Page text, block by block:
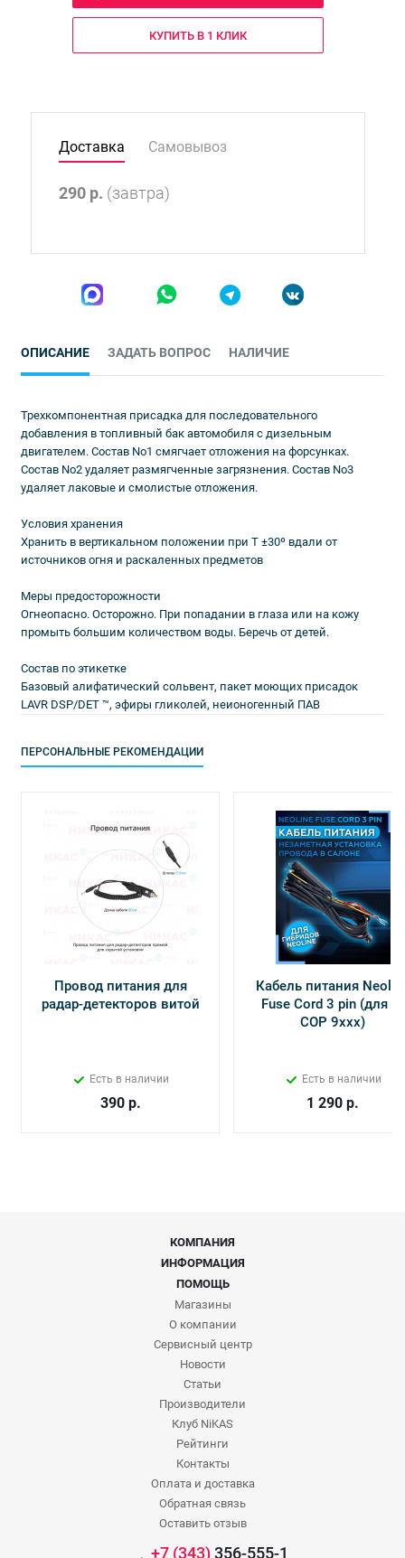
КУПИТЬ В 1 КЛИК
Доставка Самовывоз
290 р. (завтра)
ОПИСАНИЕ ЗАДАТЬ ВОПРОС НАЛИЧИЕ
Трехкомпонентная присадка для последовательного
добавления в топливный бак автомобиля с дизельным
двигателем. Состав No1 смягчает отложения на форсунках.
Состав No2 удаляет размягченные загрязнения. Состав No3
удаляет лаковые и смолистые отложения.
Условия хранения
Хранить в вертикальном положении при Т ±30º вдали от
источников огня и раскаленных предметов
Меры предосторожности
Огнеопасно. Осторожно. При попадании в глаза или на кожу
промыть большим количеством воды. Беречь от детей.
Состав по этикетке
Базовый алифатический сольвент, пакет моющих присадок
LAVR DSP/DET ™, эфиры гликолей, неионогенный ПАВ
ПЕРСОНАЛЬНЫЕ РЕКОМЕНДАЦИИ
Провод питания для
радар-детекторов витой
Есть в наличии
390р.
Кабель питания
Fuse Cord 3 pin (для Х-
СОР 9ххх)
Есть в наличии
1 290 р.
КОМПАНИЯ
ИНФОРМАЦИЯ
ПОМОЩЬ
Магазины
О компании
Сервисный центр
Новости
Статьи
Производители
Клуб NiKAS
Рейтинги
Контакты
Оплата и доставка
Обратная связь
Оставить отзыв
+7 (343)356-555-1